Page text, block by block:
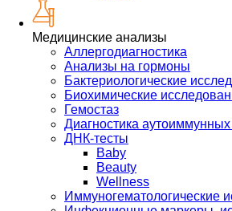
Медицинские анализы
Аллергодиагностика
Анализы на гормоны
Бактериологические
Биохимические
Гемостаз
Диагностика
ДНК-тесты
Baby
Beauty
Wellness
Иммуногематологические